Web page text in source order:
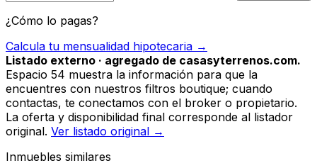
¿Cómo lo pagas?
Calcula tu mensualidad hipotecaria →
Listado externo · agregado de casasyterrenos.com.
Espacio 54 muestra la información para que la
encuentres con nuestros filtros boutique; cuando
contactas, te conectamos con el broker o propietario.
La oferta y disponibilidad final corresponde al listador
original. Ver listado original →
Inmuebles similares